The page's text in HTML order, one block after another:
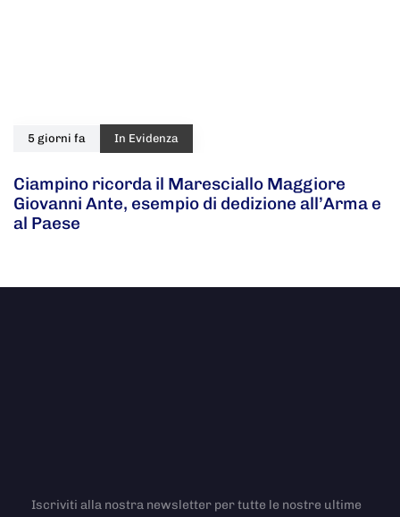
5 giorni fa In Evidenza
Ciampino ricorda il Maresciallo Maggiore
Giovanni Ante, esempio di dedizione all’Arma e
al Paese
Iscriviti alla nostra newsletter per tutte le nostre ultime